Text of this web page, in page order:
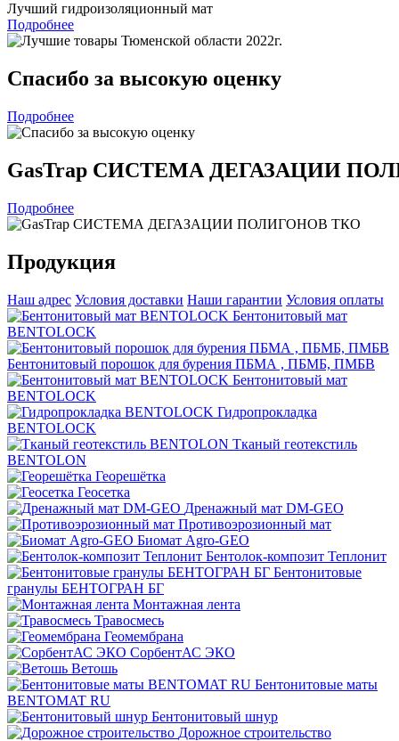
Лучший гидроизоляционный мат
Подробнее
Спасибо за высокую оценку
Подробнее
GasTrap СИСТЕМА ДЕГАЗАЦИИ
Подробнее
Продукция
Наш адрес Условия доставки Наши гарантии Условия оплаты
Бентонитовый мат
BENTOLOCK
Бентонитовый порошок для бурения ПБМА , ПБМБ, ПМБВ
Бентонитовый мат
BENTOLOCK
Гидропрокладка
BENTOLOCK
Тканый геотекстиль
BENTOLON
Георешётка
Геосетка
Дренажный мат DM-GEO
Противоэрозионный мат
Биомат Agro-GEO
Бентолок-композит Теплонит
Бентонитовые
гранулы БЕНТОГРАН БГ
Монтажная лента
Травосмесь
Геомембрана
СорбентАС ЭКО
Ветошь
Бентонитовые маты
BENTOMAT RU
Бентонитовый шнур
Дорожное строительство